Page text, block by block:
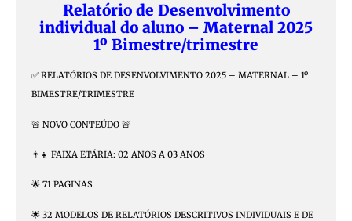
Relatório de Desenvolvimento
individual do aluno – Maternal 2025
1º Bimestre/trimestre
✅ RELATÓRIOS DE DESENVOLVIMENTO 2025 – MATERNAL – 1º
BIMESTRE/TRIMESTRE
🚨 NOVO CONTEÚDO 🚨
👨‍👧 FAIXA ETÁRIA: 02 ANOS A 03 ANOS
🌟 71 PAGINAS
🌟 32 MODELOS DE RELATÓRIOS DESCRITIVOS INDIVIDUAIS E DE